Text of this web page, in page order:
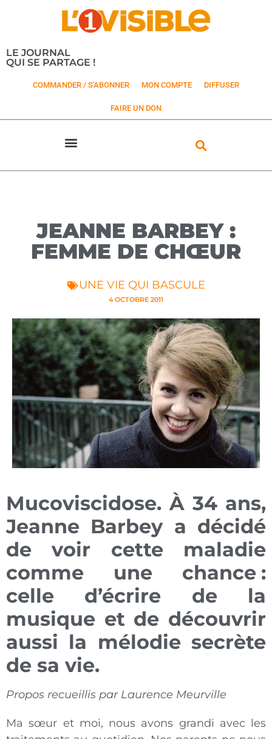
LE JOURNAL
QUI SE PARTAGE !
COMMANDER / S'ABONNER MON COMPTE DIFFUSER
FAIRE UN DON
JEANNE BARBEY :
FEMME DE CHŒUR
UNE VIE QUI BASCULE
4 OCTOBRE 2011
Mucoviscidose. À 34 ans,
Jeanne Barbey a décidé
de voir cette maladie
comme une chance :
celle d’écrire de la
musique et de découvrir
aussi la mélodie secrète
de sa vie.
Propos recueillis par Laurence Meurville
Ma sœur et moi, nous avons grandi avec les